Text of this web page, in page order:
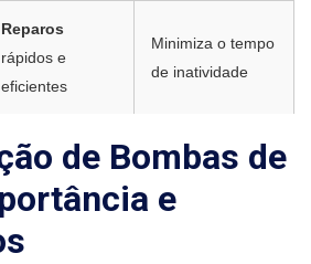
Reparos
rápidos e
eficientes
Minimiza o tempo
de inatividade
de Bombas de
e